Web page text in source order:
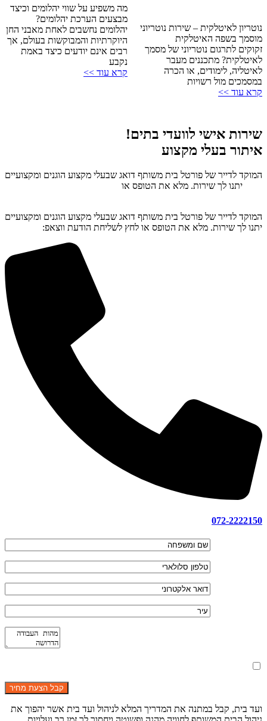
נוטריון לאיטלקית – שירות נוטריוני
מוסמך בשפה האיטלקית
זקוקים לתרגום נוטריוני של מסמך
לאיטלקית? מתכננים מעבר
לאיטליה, לימודים, או הכרה
במסמכים מול רשויות
קרא עוד >>
מה משפיע על שווי יהלומים וכיצד
מבצעים הערכת יהלומים?
יהלומים נחשבים לאחת מאבני החן
היוקרתיות והמבוקשות בעולם, אך
רבים אינם יודעים כיצד באמת
נקבע
קרא עוד >>
שירות אישי לוועדי בתים!
איתור בעלי מקצוע
המוקד לדייר של פורטל בית משותף דואג שבעלי מקצוע הוגנים ומקצועיים
יתנו לך שירות. מלא את הטופס או
המוקד לדייר של פורטל בית משותף דואג שבעלי מקצוע הוגנים ומקצועיים
יתנו לך שירות. מלא את הטופס או לחץ לשליחת הודעת ווצאפ:
072-2222150
ועד בית, קבל במתנה את המדריך המלא לניהול ועד בית אשר יהפוך את